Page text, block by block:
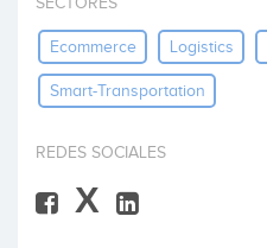
Ecommerce Logistics
Smart-Transportation
REDES SOCIALES
X